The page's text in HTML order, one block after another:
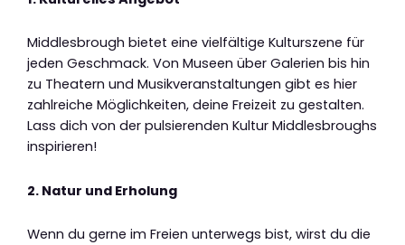
Middlesbrough bietet eine vielfältige Kulturszene für
jeden Geschmack. Von Museen über Galerien bis hin
zu Theatern und Musikveranstaltungen gibt es hier
zahlreiche Möglichkeiten, deine Freizeit zu gestalten.
Lass dich von der pulsierenden Kultur Middlesbroughs
inspirieren!
2. Natur und Erholung
Wenn du gerne im Freien unterwegs bist, wirst du die